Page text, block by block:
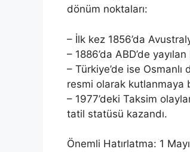
dönüm noktaları:
– İlk kez 1856’da
– 1886’da ABD’de
– Türkiye’de ise Osmanlı
resmi olarak kutlanmaya
– 1977’deki Taksim
tatil statüsü kazandı.
Önemli Hatırlatma: 1